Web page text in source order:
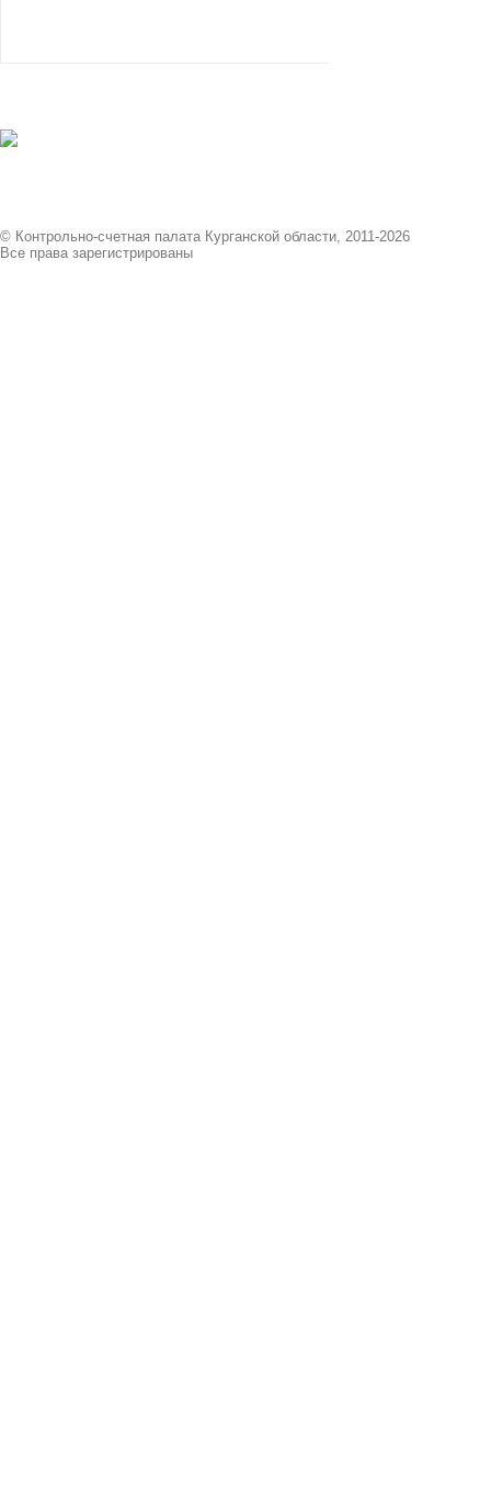
© Контрольно-счетная палата Курганской области, 2011-2026
Все права зарегистрированы